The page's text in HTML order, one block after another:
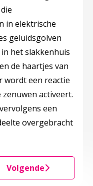
in elektrische
geluidsgolven
het slakkenhuis
de haartjes van
wordt een reactie
activeert.
een
overgebracht
Volgende